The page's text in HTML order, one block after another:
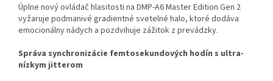
Úplne nový ovládač hlasitosti na DMP-A6 Master Edition Gen 2
vyžaruje podmanivé gradientné svetelné halo, ktoré dodáva
emocionálny nádych a pozdvihuje zážitok z prevádzky.
Správa synchronizácie femtosekundových hodín s ultra-
nízkym jitterom